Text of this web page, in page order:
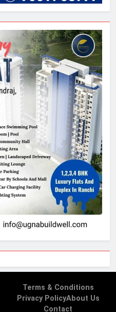
Terms & Conditions
Privacy PolicyAbout Us
Contact